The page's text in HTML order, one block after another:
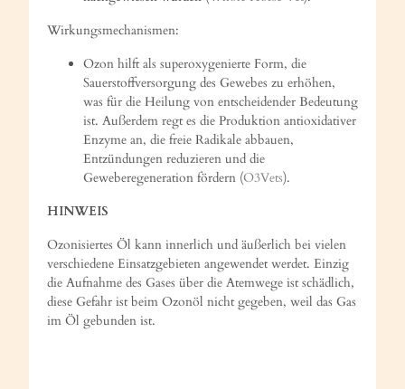
Wirkungsmechanismen:
Ozon hilft als superoxygenierte Form, die
Sauerstoffversorgung des Gewebes zu erhöhen,
was für die Heilung von entscheidender Bedeutung
ist. Außerdem regt es die Produktion antioxidativer
Enzyme an, die freie Radikale abbauen,
Entzündungen reduzieren und die
Geweberegeneration fördern (O3Vets).
HINWEIS
Ozonisiertes Öl kann innerlich und äußerlich bei vielen
verschiedene Einsatzgebieten angewendet werdet. Einzig
die Aufnahme des Gases über die Atemwege ist schädlich,
diese Gefahr ist beim Ozonöl nicht gegeben, weil das Gas
im Öl gebunden ist.